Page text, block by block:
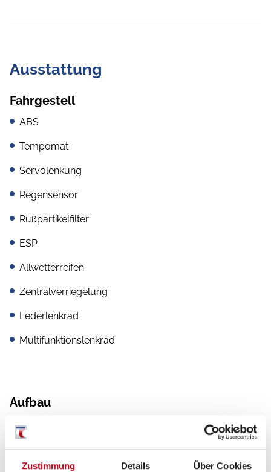
Zustimmung Details Über Cookies
Ausstattung
Fahrgestell
ABS
Tempomat
Servolenkung
Regensensor
Rußpartikelfilter
ESP
Allwetterreifen
Zentralverriegelung
Lederlenkrad
Multifunktionslenkrad
Aufbau
Markise
Heckgarage